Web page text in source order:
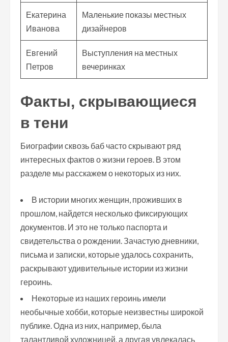
Екатерина
Иванова
Маленькие показы местных
дизайнеров
Евгений
Петров
Выступления на местных
вечеринках
Факты, скрывающиеся
в тени
Биографии сквозь баб часто скрывают ряд
интересных фактов о жизни героев. В этом
разделе мы расскажем о некоторых из них.
В истории многих женщин, проживших в
прошлом, найдется несколько фиксирующих
документов. И это не только паспорта и
свидетельства о рождении. Зачастую дневники,
письма и записки, которые удалось сохранить,
раскрывают удивительные истории из жизни
героинь.
Некоторые из наших героинь имели
необычные хобби, которые неизвестны широкой
публике. Одна из них, например, была
талантливой художницей, а другая увлекалась